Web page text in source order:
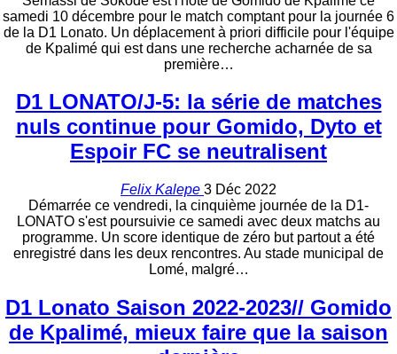
samedi 10 décembre pour le match comptant pour la journée 6
de la D1 Lonato. Un déplacement à priori difficile pour l'équipe
de Kpalimé qui est dans une recherche acharnée de sa
première…
D1 LONATO/J-5: la série de matches
nuls continue pour Gomido, Dyto et
Espoir FC se neutralisent
Felix Kalepe 3 Déc 2022
Démarrée ce vendredi, la cinquième journée de la D1-
LONATO s'est poursuivie ce samedi avec deux matchs au
programme. Un score identique de zéro but partout a été
enregistré dans les deux rencontres. Au stade municipal de
Lomé, malgré…
D1 Lonato Saison 2022-2023// Gomido
de Kpalimé, mieux faire que la saison